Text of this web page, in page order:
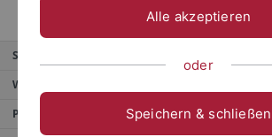
Service
Weitere Angebote
Portale
Alle akzeptieren
oder
Speichern & schließen